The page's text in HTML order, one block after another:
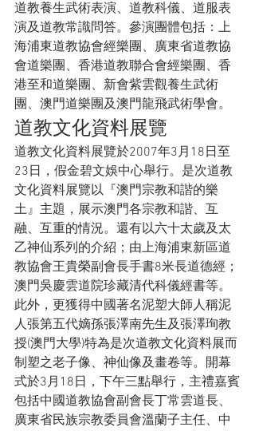
道教養生武術表演、道教科儀、道服表
演及道教常識問答。參演團體包括：上
海浦東道教協會經樂團、廣東省道教協
會道樂團、香港道教聯合會經樂團、香
港至和道樂團、新會紫雲觀養生武術
團、澳門道樂團及澳門龍飛武術學會。
道教文化資料展覽
道教文化資料展覽於2007年3月18日至
23日，假金碧文娛中心舉行。是次道教
文化資料展覽以『澳門宗教和諧的樂
土』主題，展示澳門各宗教和諧、互
融、互重的情況。還有以六十太歲及太
乙神仙系列的介紹；由上海浦東新區道
教協會王貴榮副會長手書8米長道德經；
澳門吳慶雲道院珍藏清代科儀經書等。
此外，更獲得中國著名泥塑大師人稱泥
人張第五代嫡孫張澤南先生及張澤珣教
授(澳門大學)特為是次道教文化資料展而
制塑之老子像、神仙像及畫卷等。開幕
式於3月18日，下午三點舉行，主禮嘉賓
包括中國道教協會副會長丁常雲道長、
廣東省民族宗教委員會溫蘭子主任、中